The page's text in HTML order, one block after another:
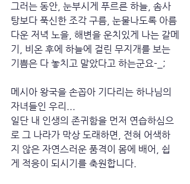
그러는 동안, 눈부시게 푸르른 하늘, 솜사
탕보다 푹신한 조각 구름, 눈물나도록 아름
다운 저녁 노을, 해변을 운치있게 나는 갈메
기, 비온 후에 하늘에 걸린 무지개를 보는
기쁨은 다 놓치고 말았다고 하는군요-_;
메시아 왕국을 손꼽아 기다리는 하나님의
자녀들인 우리...
일단 내 인생의 존귀함을 먼저 연습하심으
로 그 나라가 막상 도래하면, 전혀 어색하
지 않은 자연스러운 품격이 몸에 배어, 쉽
게 적응이 되시기를 축원합니다.